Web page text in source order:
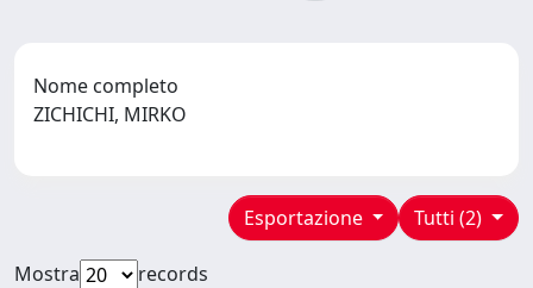
Nome completo
ZICHICHI, MIRKO
Tutti (2)
Esportazione
Mostra
records